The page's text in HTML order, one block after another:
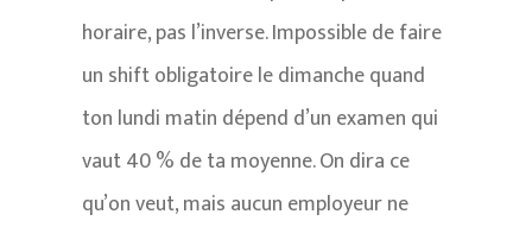
horaire, pas l’inverse. Impossible de faire
un shift obligatoire le dimanche quand
ton lundi matin dépend d’un examen qui
vaut 40 % de ta moyenne. On dira ce
qu’on veut, mais aucun employeur ne